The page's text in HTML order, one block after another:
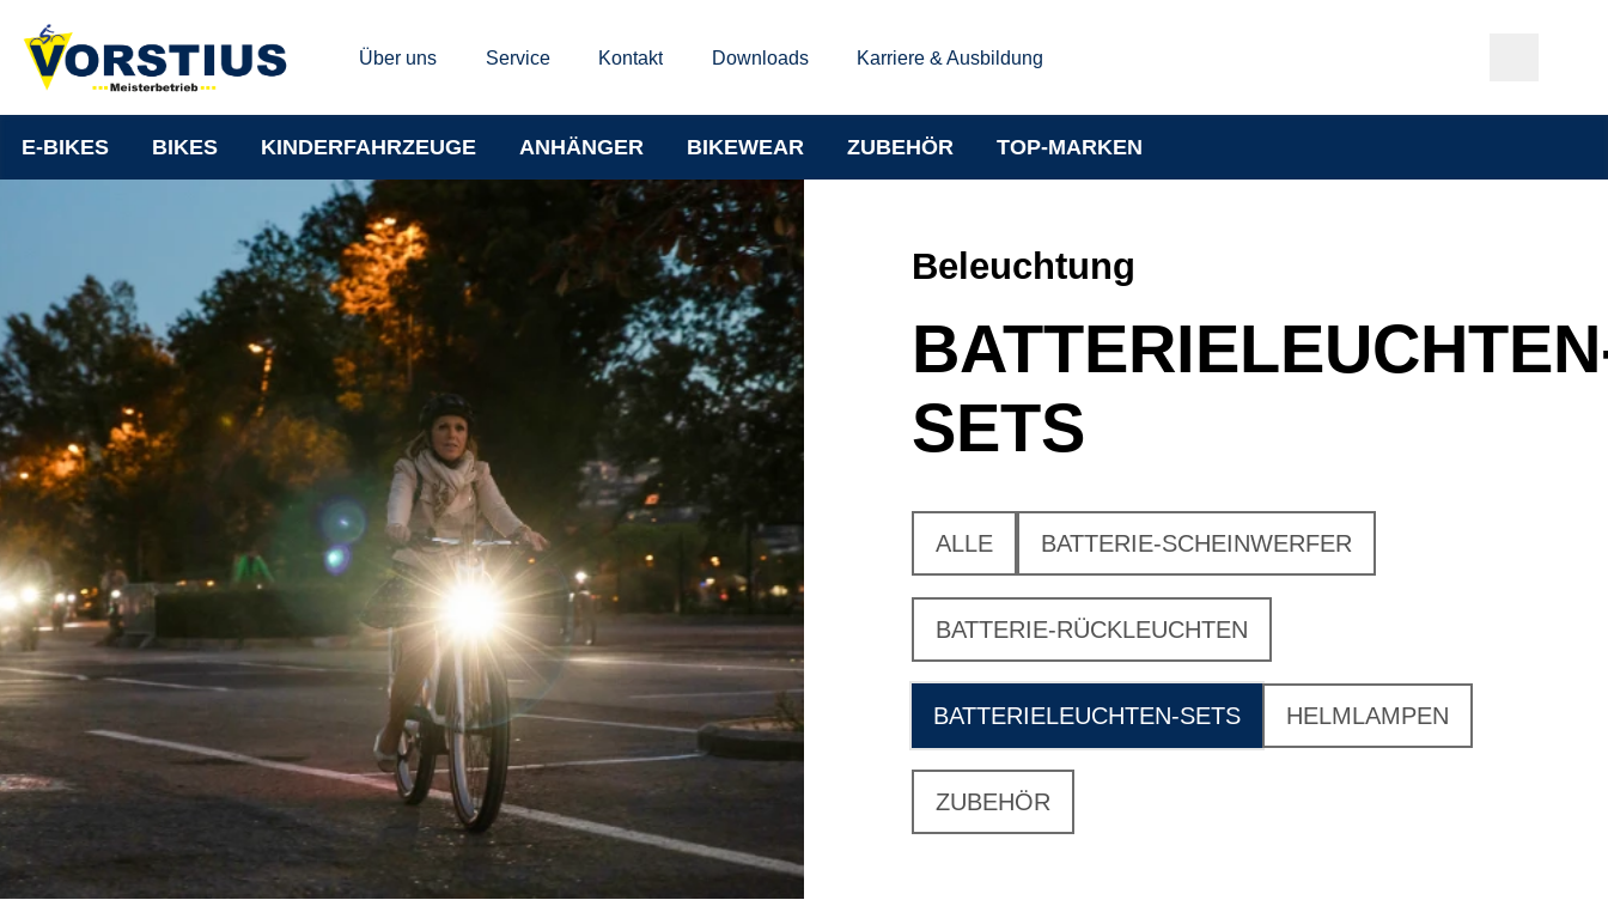
Über uns Service Kontakt Downloads Karriere & Ausbildung
E-BIKES BIKES KINDERFAHRZEUGE ANHÄNGER BIKEWEAR ZUBEHÖR TOP-MARKEN
Beleuchtung
SETS
ALLE BATTERIE-SCHEINWERFER
BATTERIE-RÜCKLEUCHTEN
BATTERIELEUCHTEN-SETS HELMLAMPEN
ZUBEHÖR